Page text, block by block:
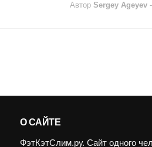
Автор Sergey Ageyev -
О САЙТЕ
ФэтКэтСлим.ру. Сайт одного